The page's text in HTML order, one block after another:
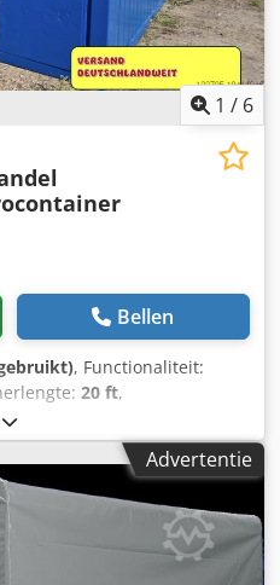
1 / 6
Bellen
, Functionaliteit:
20 ft,
| Sanitaircontainer |
advertentie zijn diverse
beschikbaar voor
depot’. Deze containers
geschikt voor diverse
kantoor- of
woonruimtes
Advertentie